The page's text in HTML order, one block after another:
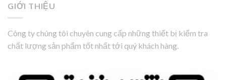
GIỚI THIỆU
Công ty chúng tôi chuyên cung cấp những thiết bị kiểm tra
chất lượng sản phẩm tốt nhất tới quý khách hàng.